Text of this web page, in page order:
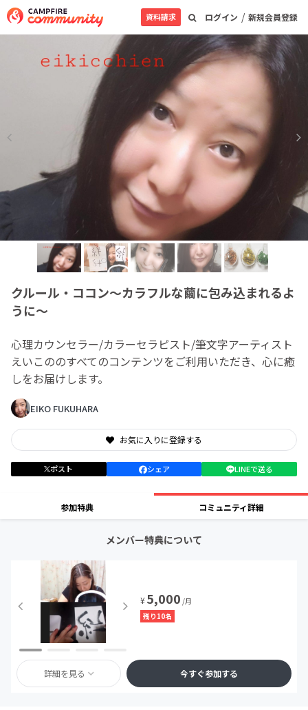
ログイン / 新規会員登録
資料請求
クルール・ココン～カラフルな繭に包み込まれるよ
うに～
心理カウンセラー/カラーセラピスト/筆文字アーティスト
えいこののすべてのコンテンツをご利用いただき、心に癒
しをお届けします。
EIKO FUKUHARA
お気に入りに登録する
ポスト シェア LINEで送る
参加特典 コミュニティ詳細
メンバー特典について
¥5,000 /月
残り10名
詳細を見る 今すぐ参加する